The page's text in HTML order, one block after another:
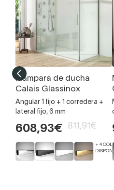
Mampara de ducha
Calais Glassinox
Angular 1 fijo + 1 corredera +
lateral fijo, 6 mm
608,93€ 811,91€
+ 4